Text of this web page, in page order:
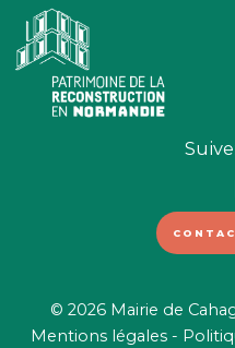
© 2026 Mairie de
Mentions légales -